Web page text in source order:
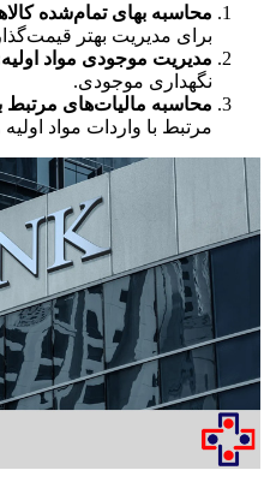
محاسبه بهای تمام‌شده
برای مدیریت بهتر
مدیریت موجودی مواد
نگهداری موجودی.
محاسبه مالیات‌های مرتبط
مرتبط با واردات مواد